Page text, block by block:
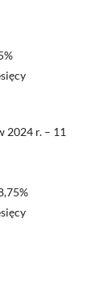
2024 r. – 11